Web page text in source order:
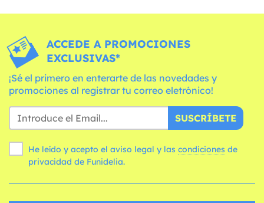
ACCEDE A PROMOCIONES
EXCLUSIVAS*
¡Sé el primero en enterarte de las novedades y
promociones al registrar tu correo eletrónico!
SUSCRÍBETE
He leído y acepto el aviso legal y las condiciones
privacidad de Funidelia.